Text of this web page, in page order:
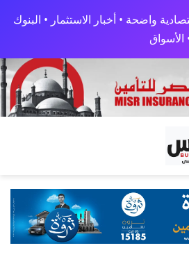
واضحة • أخبار الاستثمار • البنوك
الأسواق